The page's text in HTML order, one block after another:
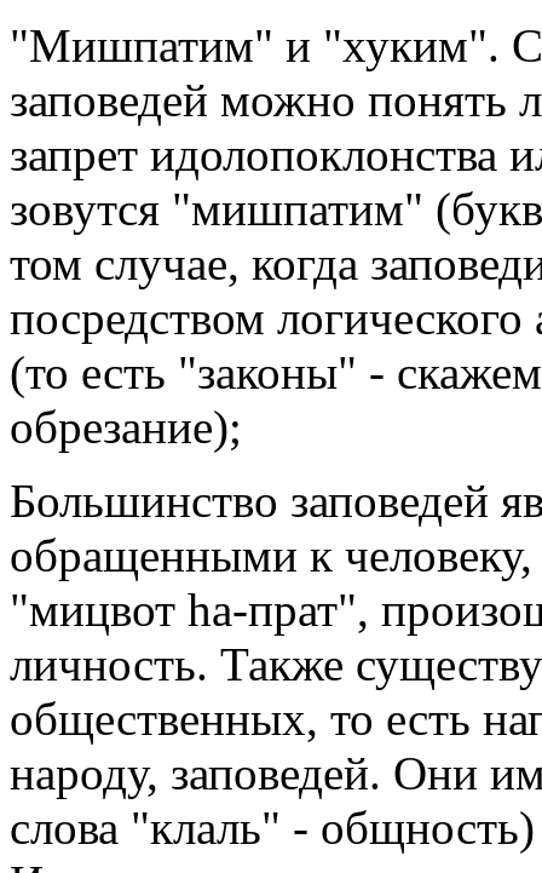
"Мишпатим" и "хуким".
заповедей можно понять
запрет идолопоклонства
зовутся "мишпатим"
том случае, когда
посредством
(то есть "законы" -
обрезание);
Большинство заповедей
обращенными к человеку,
"мицвот hа-прат",
личность. Также
общественных, то есть
народу, заповедей. Они
слова "клаль" -